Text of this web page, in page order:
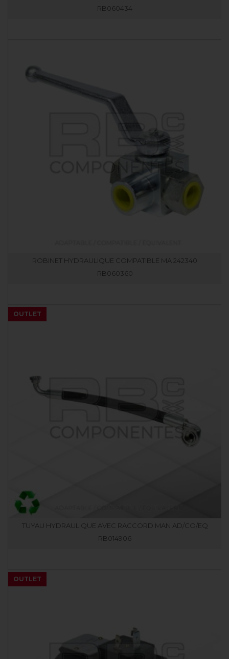
RB060434
ROBINET HYDRAULIQUE COMPATIBLE MA 242340
RB060360
OUTLET
TUYAU HYDRAULIQUE AVEC RACCORD MAN AD/CO/EQ
RB014906
OUTLET